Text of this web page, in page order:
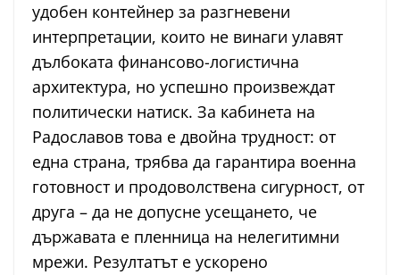
удобен контейнер за разгневени
интерпретации, които не винаги улавят
дълбоката финансово-логистична
архитектура, но успешно произвеждат
политически натиск. За кабинета на
Радославов това е двойна трудност: от
една страна, трябва да гарантира военна
готовност и продоволствена сигурност, от
друга – да не допусне усещането, че
държавата е пленница на нелегитимни
мрежи. Резултатът е ускорено